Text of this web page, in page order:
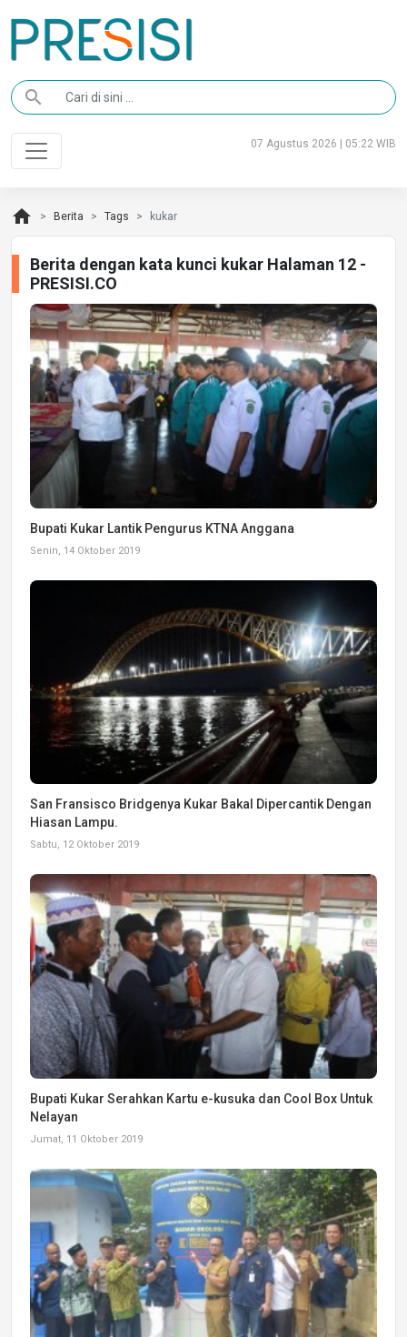
search
07 Agustus 2026 | 05:22 WIB
home Berita Tags kukar
Berita dengan kata kunci kukar Halaman 12 -
PRESISI.CO
Bupati Kukar Lantik Pengurus KTNA Anggana
Senin, 14 Oktober 2019
San Fransisco Bridgenya Kukar Bakal Dipercantik Dengan
Hiasan Lampu.
Sabtu, 12 Oktober 2019
Bupati Kukar Serahkan Kartu e-kusuka dan Cool Box Untuk
Nelayan
Jumat, 11 Oktober 2019